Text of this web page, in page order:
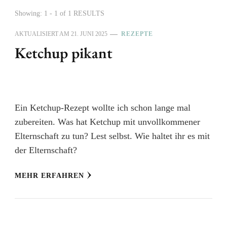
Showing: 1 - 1 of 1 RESULTS
AKTUALISIERT AM 21. JUNI 2025 REZEPTE
Ketchup pikant
Ein Ketchup-Rezept wollte ich schon lange mal
zubereiten. Was hat Ketchup mit unvollkommener
Elternschaft zu tun? Lest selbst. Wie haltet ihr es mit
der Elternschaft?
MEHR ERFAHREN